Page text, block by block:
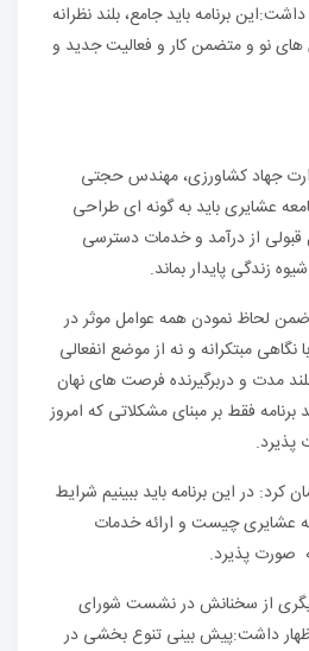
برنامه باید جامع، بلند نظرانه
های نو و متضمن کار و فعالیت جدید و
جهاد کشاورزی، مهندس حجتی
عشایری باید به گونه ای طراحی
از درآمد و خدمات دسترسی
زندگی پایدار بماند.
لحاظ نمودن همه عوامل موثر در
مبتکرانه و نه از موضع انفعالی
مدت و دربرگیرنده فرصت های نهان
فقط بر مبنای مشکلاتی که امروز
پذیرد.
کرد: در این برنامه باید ببینیم شرایط
عشایری چیست و ارائه خدمات
صورت پذیرد.
از سخنانش در نشست شورای
داشت:پیش بینی تنوع بخشی در